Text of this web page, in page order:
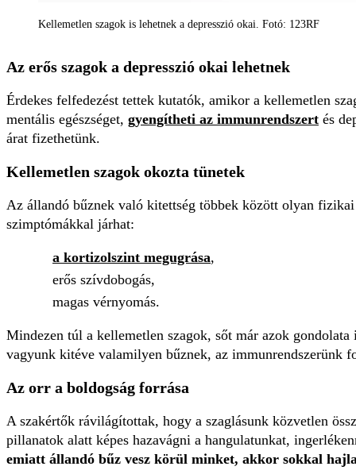
Kellemetlen szagok is lehetnek a depresszió okai. Fotó: 123RF
Az erős szagok a depresszió okai lehetnek
Érdekes felfedezést tettek kutatók, amikor a kellemetlen
mentális egészséget, gyengítheti az immunrendszert és
árat fizethetünk.
Kellemetlen szagok okozta tünetek
Az állandó bűznek való kitettség többek között olyan
szimptómákkal járhat:
a kortizolszint megugrása,
erős szívdobogás,
magas vérnyomás.
Mindezen túl a kellemetlen szagok, sőt már azok
vagyunk kitéve valamilyen bűznek, az immunrendszerünk
Az orr a boldogság forrása
A szakértők rávilágítottak, hogy a szaglásunk közvetlen
pillanatok alatt képes hazavágni a hangulatunkat,
emiatt állandó bűz vesz körül minket, akkor sokkal